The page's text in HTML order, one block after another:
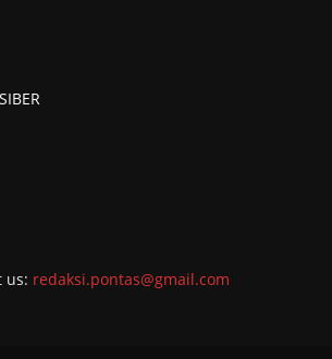
us: redaksi.pontas@gmail.com